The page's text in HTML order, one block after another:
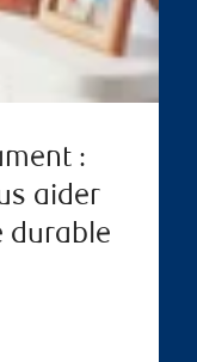
:
aider
durable